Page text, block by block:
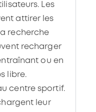
Les
attirer les
recherche
recharger
ou en
libre.
centre sportif.
leur